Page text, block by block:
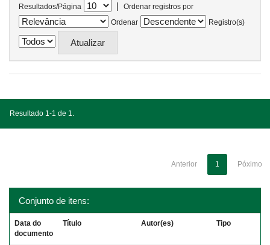
Resultados/Página |
Ordenar registros por
Ordenar
Registro(s)
Resultado 1-1 de 1.
Anterior 1 Póximo
Conjunto de itens:
Data do
documento
Título Autor(es) Tipo